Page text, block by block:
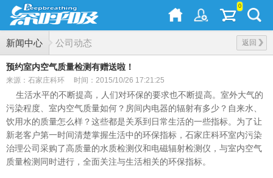
0
新闻中心 返回
公司动态
预约室内空气质量检测有赠送啦！
来源：石家庄科环 时间：2015/10/26 17:21:25
生活水平的不断提高，人们对环保的要求也不断提高。室外大气的
污染程度、室内空气质量如何？房间内电器的辐射有多少？自来水、
饮用水的质量怎么样？这些都是关系到日常生活的一些指标。为了让
新老客户第一时间清楚掌握生活中的环保指标，石家庄科环室内污染
治理公司采购了高质量的水质检测仪和电磁辐射检测仪，与室内空气
质量检测同时进行，全面关注与生活相关的环保指标。